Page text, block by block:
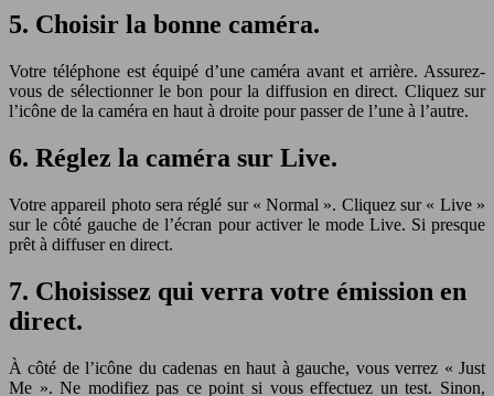
5. Choisir la bonne caméra.
Votre téléphone est équipé d’une caméra avant et arrière. Assurez-
vous de sélectionner le bon pour la diffusion en direct. Cliquez sur
l’icône de la caméra en haut à droite pour passer de l’une à l’autre.
6. Réglez la caméra sur Live.
Votre appareil photo sera réglé sur « Normal ». Cliquez sur « Live »
sur le côté gauche de l’écran pour activer le mode Live. Si presque
prêt à diffuser en direct.
7. Choisissez qui verra votre émission en
direct.
À côté de l’icône du cadenas en haut à gauche, vous verrez « Just
Me ». Ne modifiez pas ce point si vous effectuez un test. Sinon,